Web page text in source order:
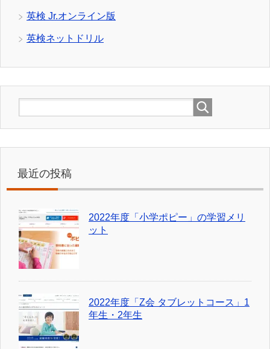
英検 Jr.オンライン版
英検ネットドリル
最近の投稿
2022年度「小学ポピー」の学習メリ
ット
2022年度「Z会 タブレットコース」1
年生・2年生